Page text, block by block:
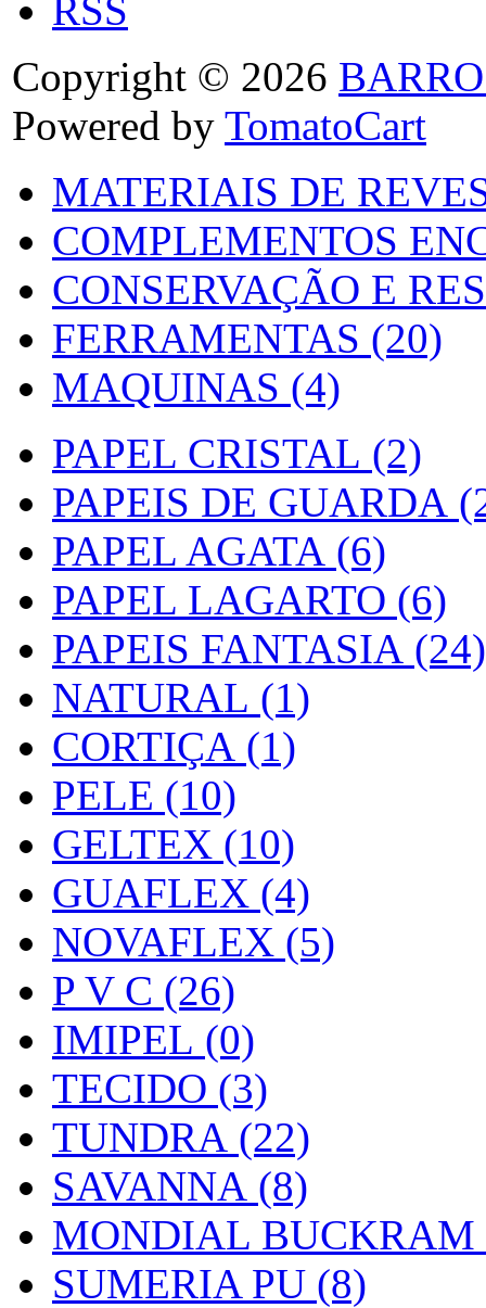
RSS
Copyright © 2026
Powered by TomatoCart
MATERIAIS DE
COMPLEMENTOS
CONSERVAÇÃO E
FERRAMENTAS (20)
MAQUINAS (4)
PAPEL CRISTAL (2)
PAPEIS DE GUARDA
PAPEL AGATA (6)
PAPEL LAGARTO (6)
PAPEIS FANTASIA (24)
NATURAL (1)
CORTIÇA (1)
PELE (10)
GELTEX (10)
GUAFLEX (4)
NOVAFLEX (5)
P V C (26)
IMIPEL (0)
TECIDO (3)
TUNDRA (22)
SAVANNA (8)
MONDIAL BUCKRAM
SUMERIA PU (8)